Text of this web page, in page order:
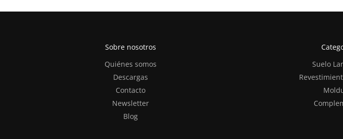
Sobre nosotros
Quiénes somos
Descargas
Contacto
Newsletter
Blog
Suelo